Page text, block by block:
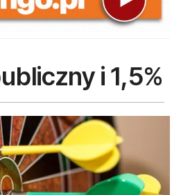
i 1,5%